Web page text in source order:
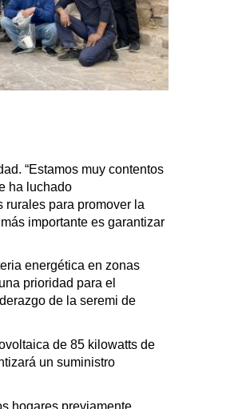
“Estamos muy contentos
ha luchado
rurales para promover la
importante es garantizar
energética en zonas
prioridad para el
de la seremi de
de 85 kilowatts de
un suministro
hogares previamente